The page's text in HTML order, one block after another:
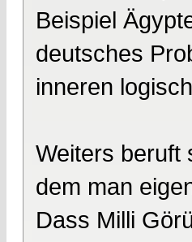
Beispiel
deutsches
inneren
Weiters beruft
dem man
Dass Milli